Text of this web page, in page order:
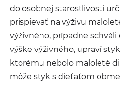
do osobnej starostlivosti
prispievať na výživu
výživného, prípadne
výške výživného, upraví
ktorému nebolo maloleté
môže styk s dieťaťom